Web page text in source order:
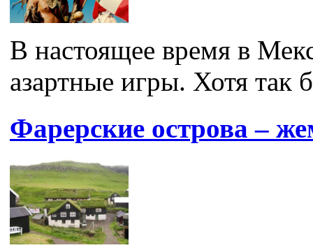
В настоящее время в
азартные игры. Хотя так
Фарерские острова –